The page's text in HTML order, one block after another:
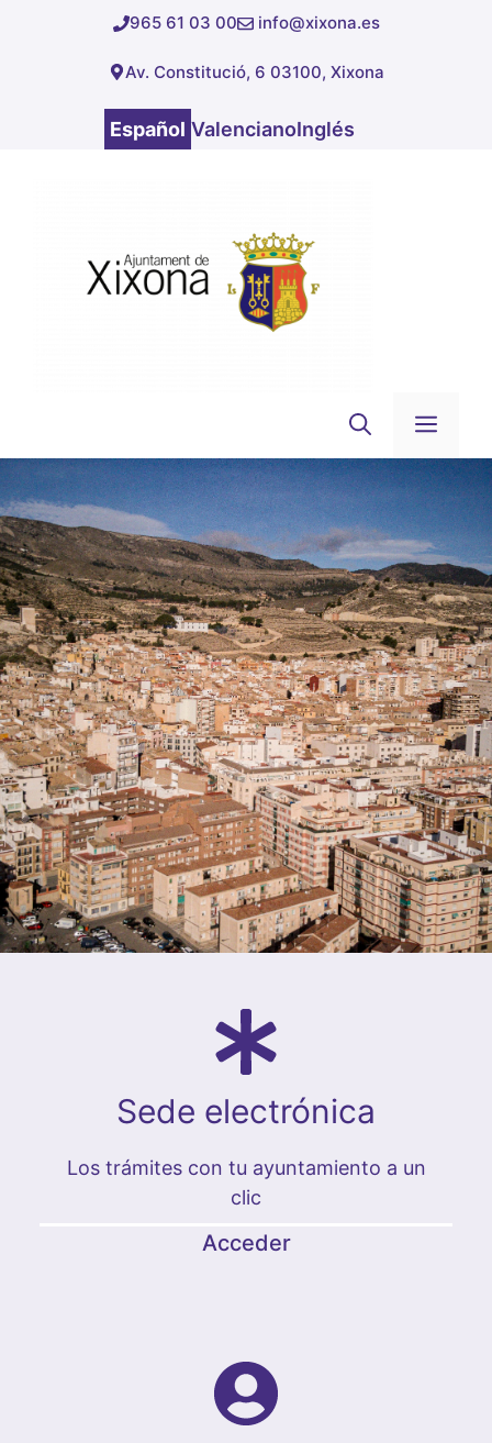
965 61 03 00 info@xixona.es
Av. Constitució, 6 03100, Xixona
Español ValencianoInglés
Sede electrónica
Los trámites con tu ayuntamiento a un
clic
Acceder